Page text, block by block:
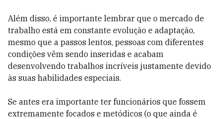
Além disso, é importante lembrar que o mercado de
trabalho está em constante evolução e adaptação,
mesmo que a passos lentos, pessoas com diferentes
condições vêm sendo inseridas e acabam
desenvolvendo trabalhos incríveis justamente devido
às suas habilidades especiais.
Se antes era importante ter funcionários que fossem
extremamente focados e metódicos (o que ainda é